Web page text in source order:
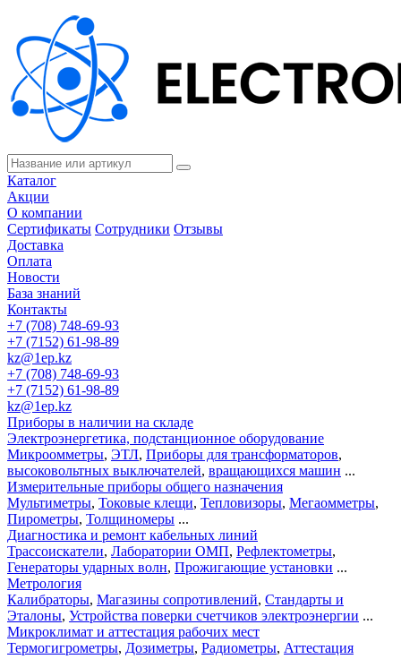
Каталог
Акции
О компании
Сертификаты Сотрудники Отзывы
Доставка
Оплата
Новости
База знаний
Контакты
+7 (708) 748-69-93
+7 (7152) 61-98-89
kz@1ep.kz
+7 (708) 748-69-93
+7 (7152) 61-98-89
kz@1ep.kz
Приборы в наличии на складе
Электроэнергетика, подстанционное оборудование
Микроомметры, ЭТЛ, Приборы для трансформаторов,
высоковольтных выключателей, вращающихся машин ...
Измерительные приборы общего назначения
Мультиметры, Токовые клещи, Тепловизоры, Мегаомметры,
Пирометры, Толщиномеры ...
Диагностика и ремонт кабельных линий
Трассоискатели, Лаборатории ОМП, Рефлектометры,
Генераторы ударных волн, Прожигающие установки ...
Метрология
Калибраторы, Магазины сопротивлений, Стандарты и
Эталоны, Устройства поверки счетчиков электроэнергии ...
Микроклимат и аттестация рабочих мест
Термогигрометры, Дозиметры, Радиометры, Аттестация